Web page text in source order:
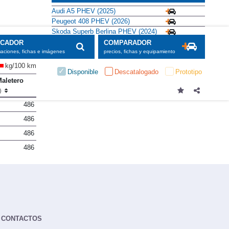
fichas e imágenes
COMPARADOR
precios, fichas y equipamiento
Disponible Descatalogado Prototipo
kg/100 km
486
486
486
486
Audi A5 PHEV (2025)
Peugeot 408 PHEV (2026)
Skoda Superb Berlina PHEV (2024)
CONTACTOS